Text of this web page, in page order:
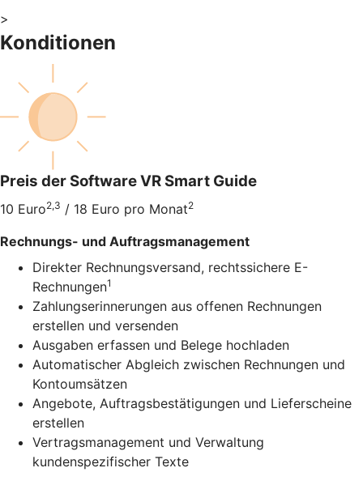
>
Konditionen
Preis der Software VR Smart Guide
10 Euro2,3 / 18 Euro pro Monat2
Rechnungs- und Auftragsmanagement
Direkter Rechnungsversand, rechtssichere E-
Rechnungen1
Zahlungserinnerungen aus offenen Rechnungen
erstellen und versenden
Ausgaben erfassen und Belege hochladen
Automatischer Abgleich zwischen Rechnungen und
Kontoumsätzen
Angebote, Auftragsbestätigungen und Lieferscheine
erstellen
Vertragsmanagement und Verwaltung
kundenspezifischer Texte